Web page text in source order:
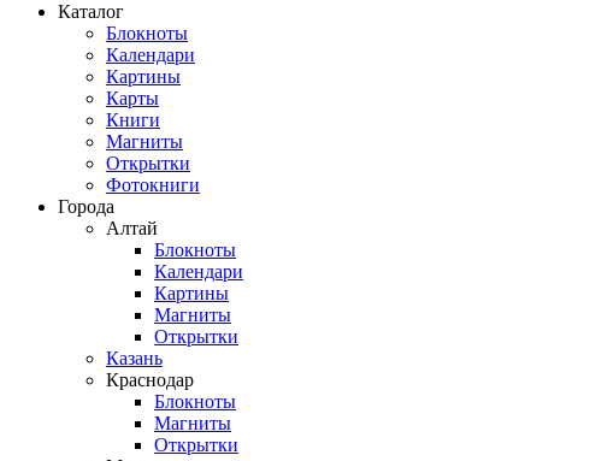
Каталог
Блокноты
Календари
Картины
Карты
Книги
Магниты
Открытки
Фотокниги
Города
Алтай
Блокноты
Календари
Картины
Магниты
Открытки
Казань
Краснодар
Блокноты
Магниты
Открытки